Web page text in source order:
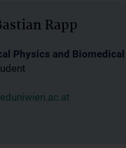
Rapp
Physics and